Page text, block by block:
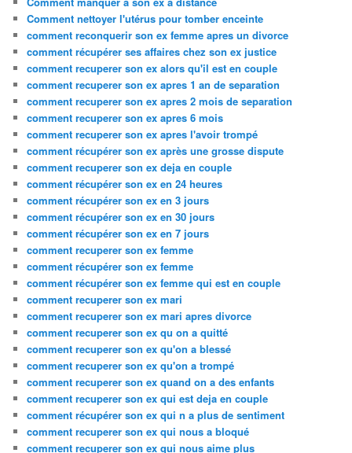
Comment nettoyer l'utérus pour tomber enceinte
comment reconquerir son ex femme apres un divorce
comment récupérer ses affaires chez son ex justice
comment recuperer son ex alors qu'il est en couple
comment recuperer son ex apres 1 an de separation
comment recuperer son ex apres 2 mois de separation
comment recuperer son ex apres 6 mois
comment recuperer son ex apres l'avoir trompé
comment récupérer son ex après une grosse dispute
comment recuperer son ex deja en couple
comment récupérer son ex en 24 heures
comment récupérer son ex en 3 jours
comment récupérer son ex en 30 jours
comment récupérer son ex en 7 jours
comment recuperer son ex femme
comment récupérer son ex femme
comment récupérer son ex femme qui est en couple
comment recuperer son ex mari
comment recuperer son ex mari apres divorce
comment recuperer son ex qu on a quitté
comment recuperer son ex qu'on a blessé
comment recuperer son ex qu'on a trompé
comment recuperer son ex quand on a des enfants
comment recuperer son ex qui est deja en couple
comment récupérer son ex qui n a plus de sentiment
comment recuperer son ex qui nous a bloqué
comment recuperer son ex qui nous aime plus